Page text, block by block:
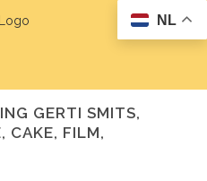
GERTI SMITS,
CAKE, FILM,
NL